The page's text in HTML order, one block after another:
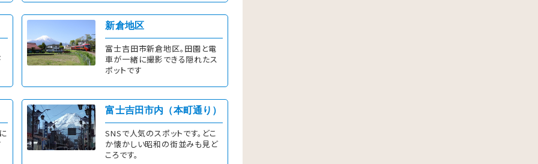
詳しくはこちら 新倉地区
富士吉田市新倉地区。田園と電
車が一緒に撮影できる隠れたス
ポットです
詳しくはこちら 富士吉田市内（本町通り）
SNSで人気のスポットです。どこ
か懐かしい昭和の街並みも見ど
ころです。